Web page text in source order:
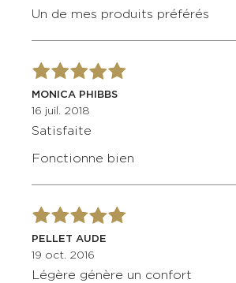
Un de mes produits préférés
MONICA PHIBBS
16 juil. 2018
Satisfaite
Fonctionne bien
PELLET AUDE
19 oct. 2016
Légère génère un confort